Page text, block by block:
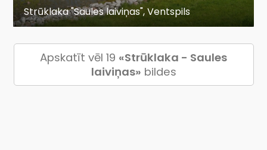
Strūklaka "Saules laiviņas", Ventspils
Apskatīt vēl 19 «Strūklaka - Saules
laiviņas» bildes